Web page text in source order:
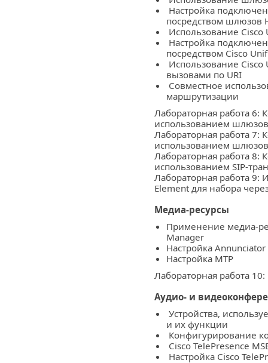
Настройка
посредством шлюзов
Использование
Настройка
посредством Cisco
Использование Cisco
вызовами по URI
Совместное
маршрутизации
Лабораторная работа 6:
использованием
Лабораторная работа 7:
использованием
Лабораторная работа 8:
использованием SIP-
Лабораторная работа 9:
Element для набора
Медиа-ресурсы
Применение медиа-
Manager
Настройка
Настройка МТР
Лабораторная работа
Аудио- и
Устройства,
и их функции
Конфигурирование
Cisco TelePresence
Настройка Cisco